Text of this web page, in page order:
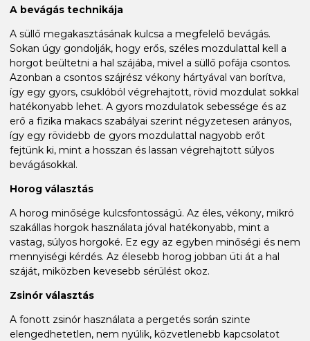
A bevágás technikája
A süllő megakasztásának kulcsa a megfelelő bevágás.
Sokan úgy gondolják, hogy erős, széles mozdulattal kell a
horgot beültetni a hal szájába, mivel a süllő pofája csontos.
Azonban a csontos szájrész vékony hártyával van borítva,
így egy gyors, csuklóból végrehajtott, rövid mozdulat sokkal
hatékonyabb lehet. A gyors mozdulatok sebessége és az
erő a fizika makacs szabályai szerint négyzetesen arányos,
így egy rövidebb de gyors mozdulattal nagyobb erőt
fejtünk ki, mint a hosszan és lassan végrehajtott súlyos
bevágásokkal.
Horog választás
A horog minősége kulcsfontosságú. Az éles, vékony, mikró
szakállas horgok használata jóval hatékonyabb, mint a
vastag, súlyos horgoké. Ez egy az egyben minőségi és nem
mennyiségi kérdés. Az élesebb horog jobban üti át a hal
száját, miközben kevesebb sérülést okoz.
Zsinór választás
A fonott zsinór használata a pergetés során szinte
elengedhetetlen, nem nyúlik, közvetlenebb kapcsolatot